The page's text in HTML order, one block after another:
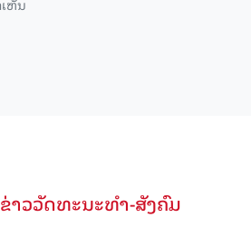
ຂ່າວວັດທະນະທຳ-ສັງຄົມ